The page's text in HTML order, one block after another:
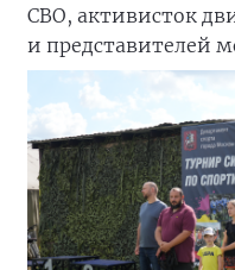
СВО, активисток
и представителей